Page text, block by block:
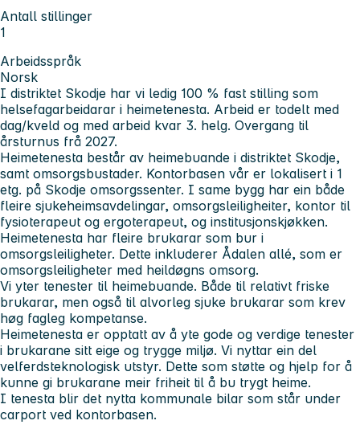
Antall stillinger
1
Arbeidsspråk
Norsk
I distriktet Skodje har vi ledig 100 % fast stilling som
helsefagarbeidarar i heimetenesta. Arbeid er todelt med
dag/kveld og med arbeid kvar 3. helg. Overgang til
årsturnus frå 2027.
Heimetenesta består av heimebuande i distriktet Skodje,
samt omsorgsbustader. Kontorbasen vår er lokalisert i 1
etg. på Skodje omsorgssenter. I same bygg har ein både
fleire sjukeheimsavdelingar, omsorgsleiligheiter, kontor til
fysioterapeut og ergoterapeut, og institusjonskjøkken.
Heimetenesta har fleire brukarar som bur i
omsorgsleiligheter. Dette inkluderer Ådalen allé, som er
omsorgsleiligheter med heildøgns omsorg.
Vi yter tenester til heimebuande. Både til relativt friske
brukarar, men også til alvorleg sjuke brukarar som krev
høg fagleg kompetanse.
Heimetenesta er opptatt av å yte gode og verdige tenester
i brukarane sitt eige og trygge miljø. Vi nyttar ein del
velferdsteknologisk utstyr. Dette som støtte og hjelp for å
kunne gi brukarane meir friheit til å bu trygt heime.
I tenesta blir det nytta kommunale bilar som står under
carport ved kontorbasen.